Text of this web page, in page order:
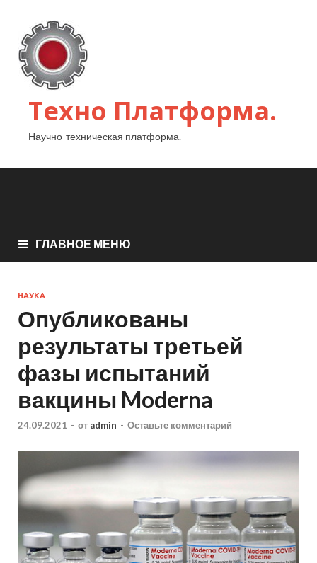
Техно Платформа.
Научно-техническая платформа.
ГЛАВНОЕ МЕНЮ
НАУКА
Опубликованы
результаты третьей
фазы испытаний
вакцины Moderna
24.09.2021 - от admin - Оставьте комментарий